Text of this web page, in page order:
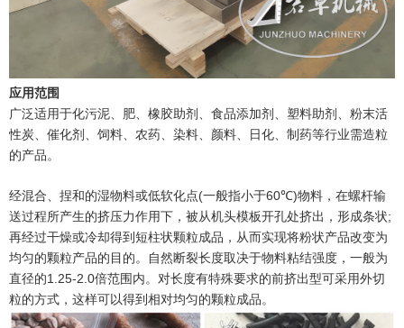
应用范围
广泛适用于化污泥、肥、橡胶助剂、食品添加剂、塑料助剂、粉末活
性炭、催化剂、饲料、农药、染料、颜料、日化、制药等行业需造粒
的产品。
经混合、捏和的湿物料或低软化点(一般指小于60℃)物料，在螺杆输
送过程所产生的挤压力作用下，被从机头模板开孔处挤出，形成条状;
再经过干燥或冷却得到短柱状颗粒成品，从而实现将粉状产品改变为
均匀的颗粒产品的目的。自然断裂长度取决于物料粘结强度，一般为
直径的1.25-2.0倍范围内。对长度有特殊要求的前挤出型可采用外切
粒的方式，这样可以得到相对均匀的颗粒成品。